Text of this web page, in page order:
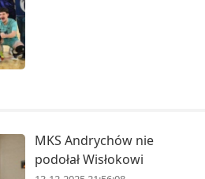
MKS Andrychów nie
podołał Wisłokowi